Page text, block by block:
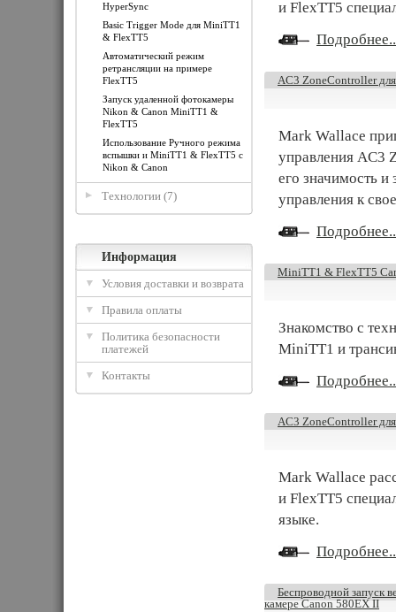
HyperSync
Basic Trigger Mode для MiniTT1
& FlexTT5
Автоматический режим
ретрансляции на примере
FlexTT5
Запуск удаленной фотокамеры
Nikon & Canon MiniTT1 &
FlexTT5
Использование Ручного режима
вспышки и MiniTT1 & FlexTT5 с
Nikon & Canon
Технологии (7)
Информация
Условия доставки и возврата
Правила оплаты
Политика безопасности
платежей
Контакты
и FlexTT5
AC3 ZoneController
Mark Wallace
управления AC3
его значимость и
управления к
MiniTT1 & FlexTT5
Знакомство с
MiniTT1 и
AC3 ZoneController
Mark Wallace
и FlexTT5
языке.
Беспроводной запуск
камере Canon 580EX II